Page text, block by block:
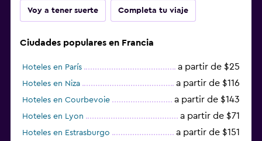
Voy a tener suerte Completa tu viaje
Ciudades populares en Francia
Hoteles en París a partir de $25
Hoteles en Niza a partir de $116
Hoteles en Courbevoie a partir de $143
Hoteles en Lyon a partir de $71
Hoteles en Estrasburgo a partir de $151